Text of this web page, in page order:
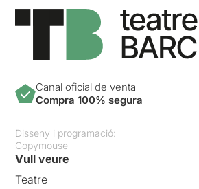
Canal oficial de venta
Compra 100% segura
Disseny i programació:
Copymouse
Vull veure
Teatre